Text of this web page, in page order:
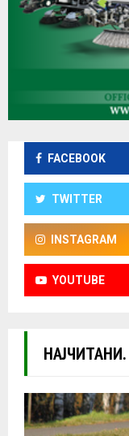
FACEBOOK
TWITTER
INSTAGRAM
YOUTUBE
НАЈЧИТАНИ.